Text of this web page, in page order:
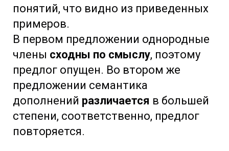
понятий, что видно из приведенных
примеров.
В первом предложении однородные
члены сходны по смыслу, поэтому
предлог опущен. Во втором же
предложении семантика
дополнений различается в большей
степени, соответственно, предлог
повторяется.